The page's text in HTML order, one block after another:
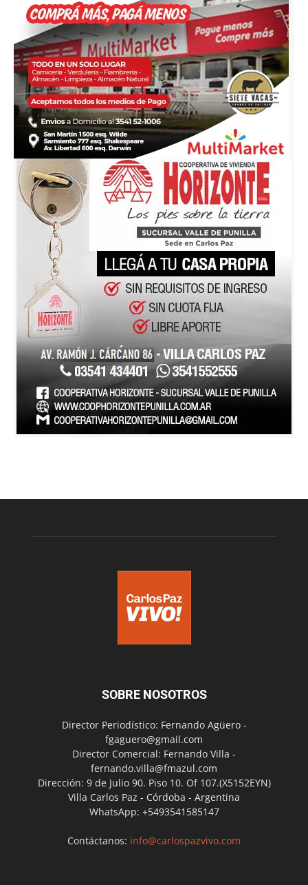
SOBRE NOSOTROS
Director Periodístico: Fernando Agüero -
fgaguero@gmail.com
Director Comercial: Fernando Villa -
fernando.villa@fmazul.com
Dirección: 9 de Julio 90. Piso 10. Of 107.(X5152EYN)
Villa Carlos Paz - Córdoba - Argentina
WhatsApp: +5493541585147
Contáctanos: info@carlospazvivo.com